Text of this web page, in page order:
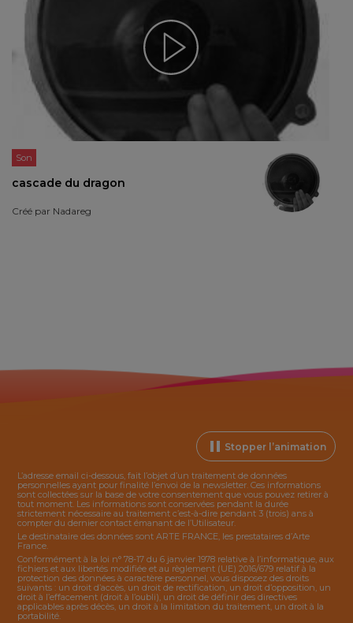
Son
cascade du dragon
Créé par Nadareg
Stopper l’animation
L’adresse email ci-dessous, fait l’objet d’un traitement de données
personnelles ayant pour finalité l’envoi de la newsletter. Ces informations
sont collectées sur la base de votre consentement que vous pouvez retirer à
tout moment. Les informations sont conservées pendant la durée
strictement nécessaire au traitement c’est-à-dire pendant 3 (trois) ans à
compter du dernier contact émanant de l’Utilisateur.
Le destinataire des données sont ARTE FRANCE, les prestataires d’Arte
France.
Conformément à la loi n° 78-17 du 6 janvier 1978 relative à l’informatique, aux
fichiers et aux libertés modifiée et au règlement (UE) 2016/679 relatif à la
protection des données à caractère personnel, vous disposez des droits
suivants : un droit d’accès, un droit de rectification, un droit d’opposition, un
droit à l’effacement (droit à l’oubli), un droit de définir des directives
applicables après décès, un droit à la limitation du traitement, un droit à la
portabilité.